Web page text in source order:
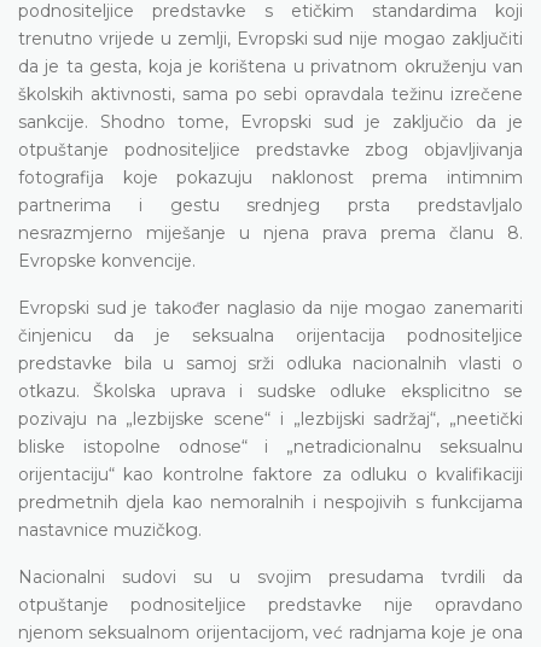
podnositeljice predstavke s etičkim standardima koji
trenutno vrijede u zemlji, Evropski sud nije mogao zaključiti
da je ta gesta, koja je korištena u privatnom okruženju van
školskih aktivnosti, sama po sebi opravdala težinu izrečene
sankcije. Shodno tome, Evropski sud je zaključio da je
otpuštanje podnositeljice predstavke zbog objavljivanja
fotografija koje pokazuju naklonost prema intimnim
partnerima i gestu srednjeg prsta predstavljalo
nesrazmjerno miješanje u njena prava prema članu 8.
Evropske konvencije.
Evropski sud je također naglasio da nije mogao zanemariti
činjenicu da je seksualna orijentacija podnositeljice
predstavke bila u samoj srži odluka nacionalnih vlasti o
otkazu. Školska uprava i sudske odluke eksplicitno se
pozivaju na „lezbijske scene“ i „lezbijski sadržaj“, „neetički
bliske istopolne odnose“ i „netradicionalnu seksualnu
orijentaciju“ kao kontrolne faktore za odluku o kvalifikaciji
predmetnih djela kao nemoralnih i nespojivih s funkcijama
nastavnice muzičkog.
Nacionalni sudovi su u svojim presudama tvrdili da
otpuštanje podnositeljice predstavke nije opravdano
njenom seksualnom orijentacijom, već radnjama koje je ona